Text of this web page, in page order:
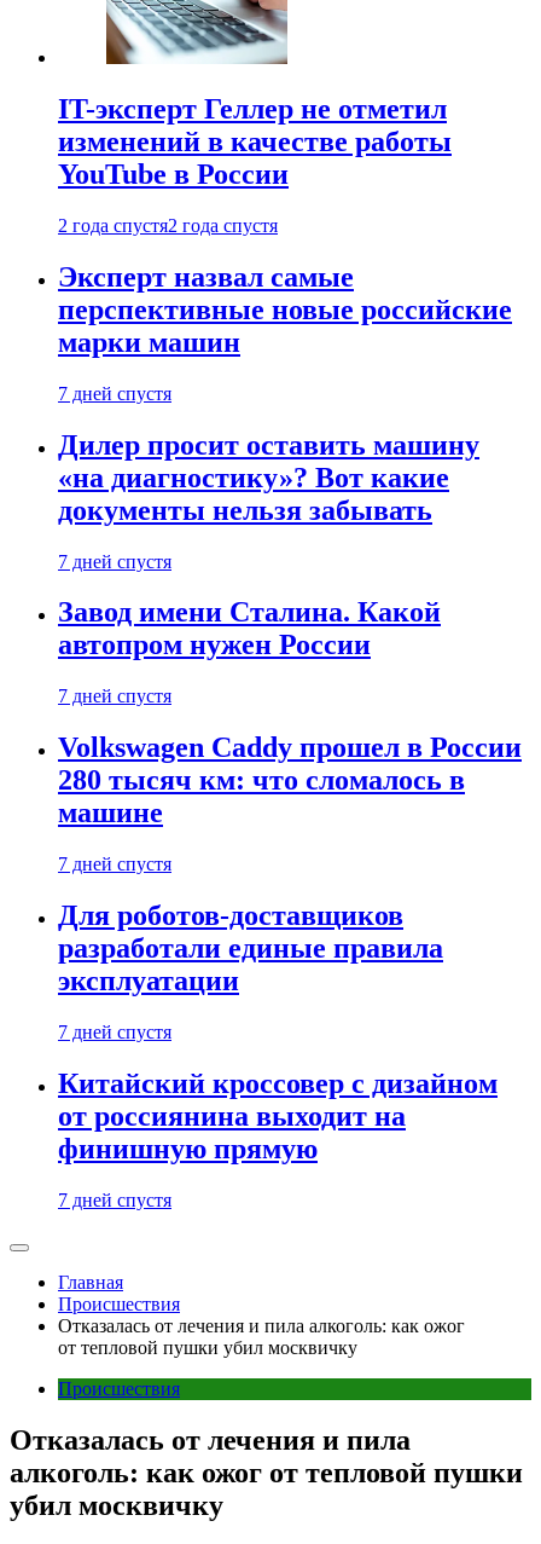
IT-эксперт Геллер не отметил
изменений в качестве работы
YouTube в России
2 года спустя2 года спустя
Эксперт назвал самые
перспективные новые российские
марки машин
7 дней спустя
Дилер просит оставить машину
«на диагностику»? Вот какие
документы нельзя забывать
7 дней спустя
Завод имени Сталина. Какой
автопром нужен России
7 дней спустя
Volkswagen Caddy прошел в России
280 тысяч км: что сломалось в
машине
7 дней спустя
Для роботов-доставщиков
разработали единые правила
эксплуатации
7 дней спустя
Китайский кроссовер с дизайном
от россиянина выходит на
финишную прямую
7 дней спустя
Главная
Происшествия
Отказалась от лечения и пила алкоголь: как ожог
от тепловой пушки убил москвичку
Происшествия
Отказалась от лечения и пила
алкоголь: как ожог от тепловой пушки
убил москвичку